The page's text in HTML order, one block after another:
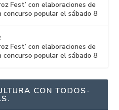
Fest’ con elaboraciones de
popular el sábado 8
Fest’ con elaboraciones de
popular el sábado 8
CON TODOS-